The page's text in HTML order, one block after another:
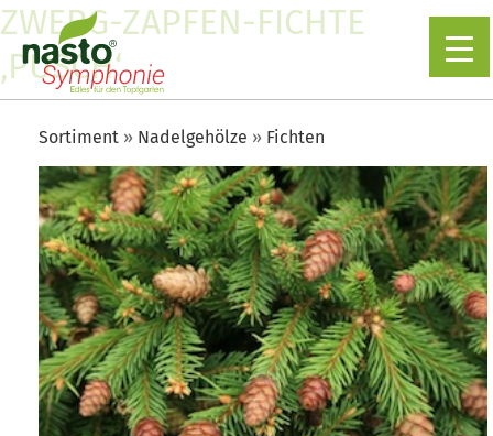
ZWERG-ZAPFEN-FICHTE
‚PUSCH‘
Sortiment Nadelgehölze Fichten